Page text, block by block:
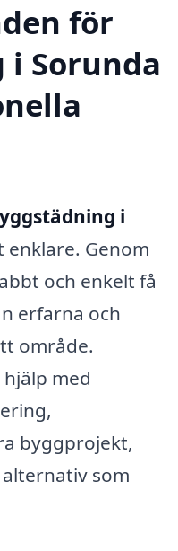
för
Sorunda
i
Genom
och enkelt få
erfarna och
område.
med
byggprojekt,
som